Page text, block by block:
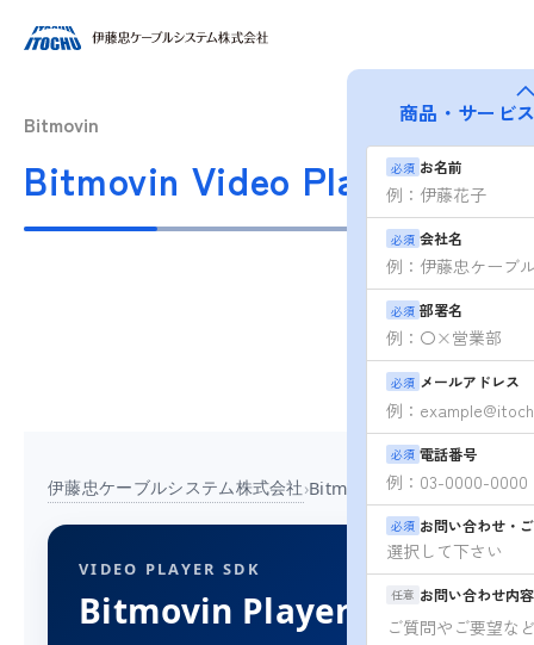
Bitmovin
Bitmovin Video Player
伊藤忠ケーブルシステム株式会社›Bitmovin Player
VIDEO PLAYER SDK
Bitmovin Player
商品・サービ
必須 お名前
必須 会社名
必須 部署名
必須 メールアドレス
必須 電話番号
必須 お問い合わせ・
任意 お問い合わせ内容